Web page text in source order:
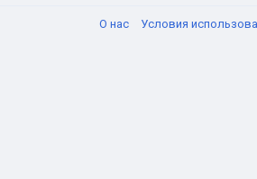
О нас Условия